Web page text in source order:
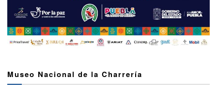
Museo Nacional de la Charrería